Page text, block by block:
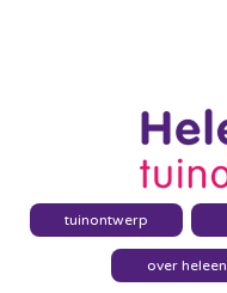
tuinontwerp
over heleen